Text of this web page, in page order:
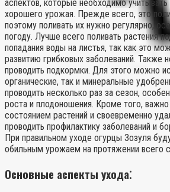
аспектов, которые необходимо учитывать
хорошего урожая. Прежде всего, это
поэтому поливать их нужно регулярно,
погоду. Лучше всего поливать растения
попадания воды на листья, так как это
развитию грибковых заболеваний. Также
проводить подкормки. Для этого можно
органические, так и минеральные
проводить несколько раз за сезон,
роста и плодоношения. Кроме того,
состоянием растений и своевременно
проводить профилактику заболеваний и
При правильном уходе огурцы Зозуля
обильным урожаем на протяжении всего
Основные аспекты ухода⁚